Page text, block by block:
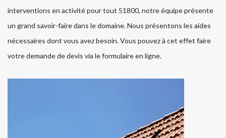
interventions en activité pour tout 51800, notre équipe présente
un grand savoir-faire dans le domaine. Nous présentons les aides
nécessaires dont vous avez besoin. Vous pouvez à cet effet faire
votre demande de devis via le formulaire en ligne.